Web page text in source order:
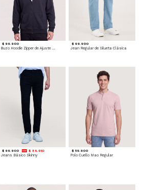
$ 99.900
Buzo Hoodie Zipper de Ajuste Cómodo
$ 99.900
Jean Regular de Silueta Clásica
$ 99.900 $ 89.910
Jeans Básico Skinny
$ 59.900
Polo Cuello Mao Regular